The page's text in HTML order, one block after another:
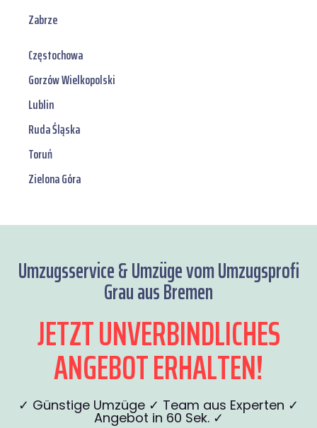
Zabrze
Częstochowa
Gorzów Wielkopolski
Lublin
Ruda Śląska
Toruń
Zielona Góra
Umzugsservice & Umzüge vom Umzugsprofi
Grau aus Bremen
JETZT UNVERBINDLICHES
ANGEBOT ERHALTEN!
✓ Günstige Umzüge ✓ Team aus Experten ✓
Angebot in 60 Sek. ✓